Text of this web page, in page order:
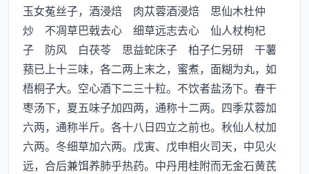
玉女菟丝子，酒浸焙 肉苁蓉酒浸焙 思仙木杜仲
炒 不凋草巴戟去心 细草远志去心 仙人杖枸杞
子 防风 白茯苓 思益蛇床子 柏子仁另研 干薯
蓣已上十三味，各二两上末之，蜜煮，面糊为丸，如
梧桐子大。空心酒下二三十粒。不饮者盐汤下。春干
枣汤下，夏五味子加四两，通称十二两。四季苁蓉加
六两，通称半斤。各十八日四立之前也。秋仙人杖加
六两。冬细草加六两。戊寅、戊申相火司天，中见火
远，合后兼饵养肺乎热药。中丹用桂附而无金石黄芪